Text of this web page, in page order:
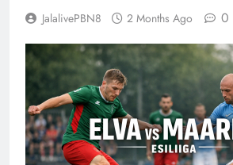
JalalivePBN8 2 Months Ago 0